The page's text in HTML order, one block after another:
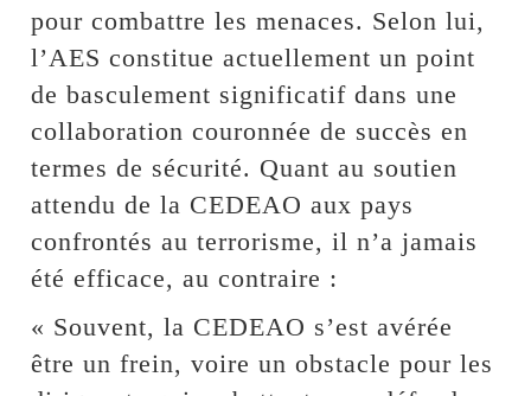
pour combattre les menaces. Selon lui,
l’AES constitue actuellement un point
de basculement significatif dans une
collaboration couronnée de succès en
termes de sécurité. Quant au soutien
attendu de la CEDEAO aux pays
confrontés au terrorisme, il n’a jamais
été efficace, au contraire :
« Souvent, la CEDEAO s’est avérée
être un frein, voire un obstacle pour les